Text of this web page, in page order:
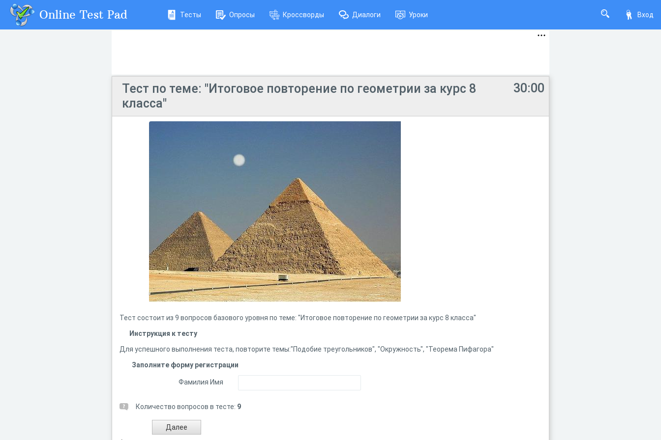
Вход
Online Test Pad Тесты Опросы Кроссворды Диалоги Уроки
30:00
Тест по теме: "Итоговое повторение по геометрии за курс 8
класса"
Тест состоит из 9 вопросов базового уровня по теме: "Итоговое повторение по геометрии за курс 8 класса"
Инструкция к тесту
Для успешного выполнения теста, повторите темы:"Подобие треугольников", "Окружность", "Теорема Пифагора"
Заполните форму регистрации
Фамилия Имя
Количество вопросов в тесте: 9